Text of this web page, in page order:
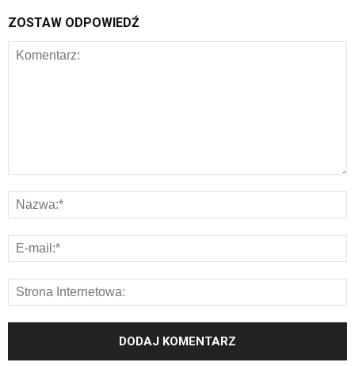
ZOSTAW ODPOWIEDŹ